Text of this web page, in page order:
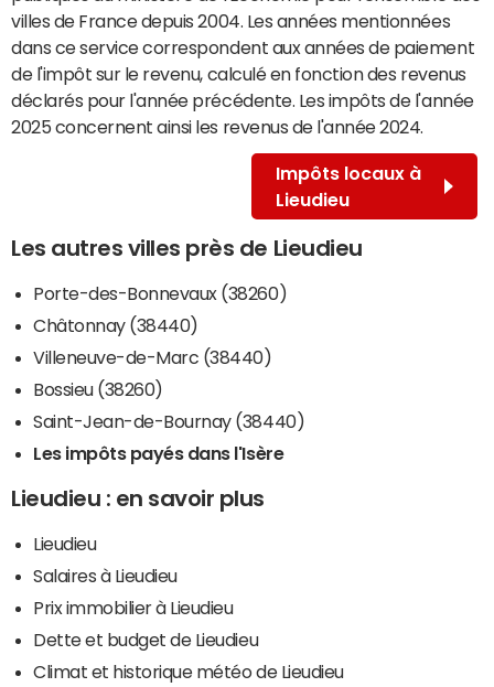
villes de France depuis 2004. Les années mentionnées
dans ce service correspondent aux années de paiement
de l'impôt sur le revenu, calculé en fonction des revenus
déclarés pour l'année précédente. Les impôts de l'année
2025 concernent ainsi les revenus de l'année 2024.
Impôts locaux à
Lieudieu
Les autres villes près de Lieudieu
Porte-des-Bonnevaux (38260)
Châtonnay (38440)
Villeneuve-de-Marc (38440)
Bossieu (38260)
Saint-Jean-de-Bournay (38440)
Les impôts payés dans l'Isère
Lieudieu : en savoir plus
Lieudieu
Salaires à Lieudieu
Prix immobilier à Lieudieu
Dette et budget de Lieudieu
Climat et historique météo de Lieudieu